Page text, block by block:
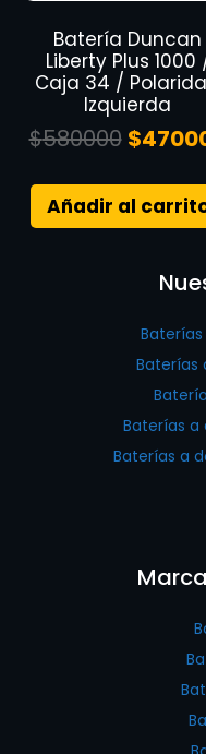
Batería Duncan
Liberty Plus 1000
Caja 34 /
Izquierda
$580000 $
Añadir al
Baterías
Baterías a
Baterías a